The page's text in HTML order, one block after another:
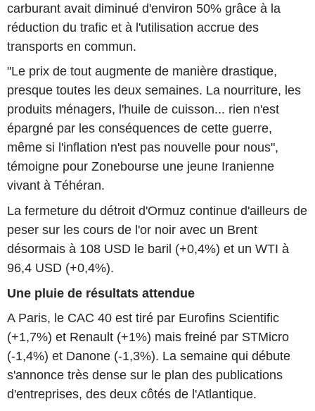
carburant avait diminué d'environ 50% grâce à la
réduction du trafic et à l'utilisation accrue des
transports en commun.
"Le prix de tout augmente de manière drastique,
presque toutes les deux semaines. La nourriture, les
produits ménagers, l'huile de cuisson... rien n'est
épargné par les conséquences de cette guerre,
même si l'inflation n'est pas nouvelle pour nous",
témoigne pour Zonebourse une jeune Iranienne
vivant à Téhéran.
La fermeture du détroit d'Ormuz continue d'ailleurs de
peser sur les cours de l'or noir avec un Brent
désormais à 108 USD le baril (+0,4%) et un WTI à
96,4 USD (+0,4%).
Une pluie de résultats attendue
A Paris, le CAC 40 est tiré par Eurofins Scientific
(+1,7%) et Renault (+1%) mais freiné par STMicro
(-1,4%) et Danone (-1,3%). La semaine qui débute
s'annonce très dense sur le plan des publications
d'entreprises, des deux côtés de l'Atlantique.